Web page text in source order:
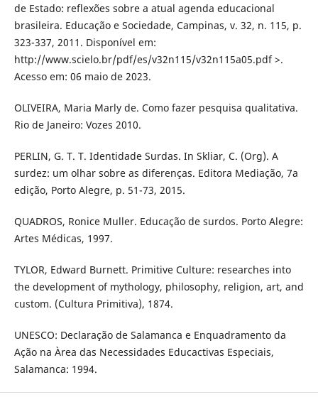
de Estado: reflexões sobre a atual agenda educacional
brasileira. Educação e Sociedade, Campinas, v. 32, n. 115, p.
323-337, 2011. Disponível em:
http://www.scielo.br/pdf/es/v32n115/v32n115a05.pdf >.
Acesso em: 06 maio de 2023.
OLIVEIRA, Maria Marly de. Como fazer pesquisa qualitativa.
Rio de Janeiro: Vozes 2010.
PERLIN, G. T. T. Identidade Surdas. In Skliar, C. (Org). A
surdez: um olhar sobre as diferenças. Editora Mediação, 7a
edição, Porto Alegre, p. 51-73, 2015.
QUADROS, Ronice Muller. Educação de surdos. Porto Alegre:
Artes Médicas, 1997.
TYLOR, Edward Burnett. Primitive Culture: researches into
the development of mythology, philosophy, religion, art, and
custom. (Cultura Primitiva), 1874.
UNESCO: Declaração de Salamanca e Enquadramento da
Ação na Àrea das Necessidades Educactivas Especiais,
Salamanca: 1994.